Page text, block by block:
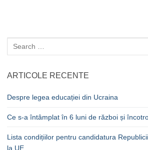
Caută
după:
ARTICOLE RECENTE
Despre legea educației din Ucraina
Ce s-a întâmplat în 6 luni de război și
Lista condițiilor pentru candidatura
la UE